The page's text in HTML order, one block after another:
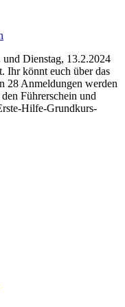
Dienstag, 13.2.2024
Ihr könnt euch über das
28 Anmeldungen werden
Führerschein und
Hilfe-Grundkurs-